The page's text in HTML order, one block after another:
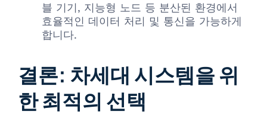
블 기기, 지능형 노드 등 분산된 환경에서
효율적인 데이터 처리 및 통신을 가능하게
합니다.
결론: 차세대 시스템을 위
한 최적의 선택